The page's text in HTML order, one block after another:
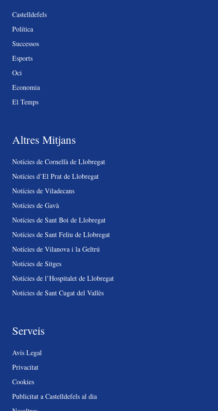
Castelldefels
Política
Successos
Esports
Oci
Economia
El Temps
Altres Mitjans
Notícies de Cornellà de Llobregat
Notícies d’El Prat de Llobregat
Notícies de Viladecans
Notícies de Gavà
Notícies de Sant Boi de Llobregat
Notícies de Sant Feliu de Llobregat
Notícies de Vilanova i la Geltrú
Notícies de Sitges
Notícies de l’Hospitalet de Llobregat
Notícies de Sant Cugat del Vallès
Serveis
Avís Legal
Privacitat
Cookies
Publicitat a Castelldefels al dia